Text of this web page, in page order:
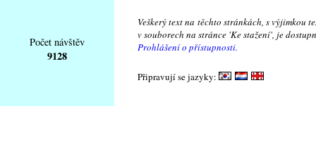
Počet návštěv
9128
Veškerý text na těchto stránkách, s výjimkou
v souborech na stránce 'Ke stažení', je
Prohlášení o přístupnosti.
Připravují se jazyky: